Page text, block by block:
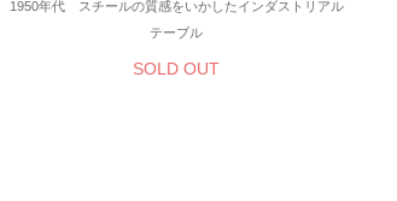
1950年代 スチールの質感をいかしたインダストリアル
テーブル
SOLD OUT